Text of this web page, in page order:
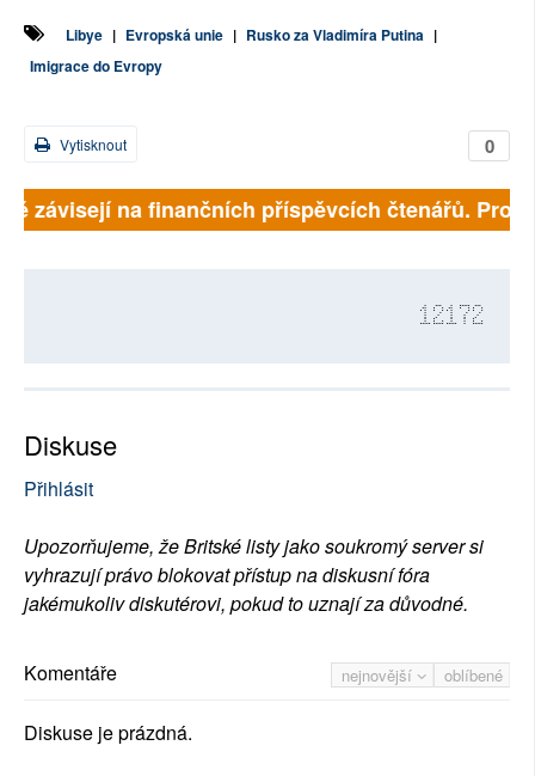
Libye | Evropská unie | Rusko za Vladimíra Putina |
Imigrace do Evropy
0
Vytisknout
závisejí na finančních příspěvcích čtenářů.
12172
Diskuse
Přihlásit
Upozorňujeme, že Britské listy jako soukromý server si
vyhrazují právo blokovat přístup na diskusní fóra
jakémukoliv diskutérovi, pokud to uznají za důvodné.
nejnovější oblíbené
Komentáře
Diskuse je prázdná.